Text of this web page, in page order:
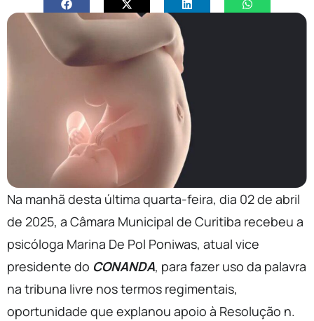
Na manhã desta última quarta-feira, dia 02 de abril
de 2025, a Câmara Municipal de Curitiba recebeu a
psicóloga Marina De Pol Poniwas, atual vice
presidente do CONANDA, para fazer uso da palavra
na tribuna livre nos termos regimentais,
oportunidade que explanou apoio à Resolução n.